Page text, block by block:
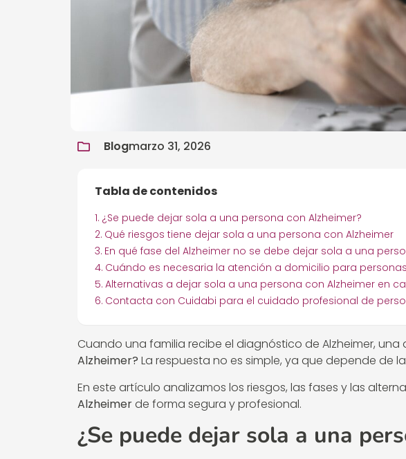
Blogmarzo 31, 2026
Tabla de contenidos
¿Se puede dejar sola a una persona con Alzheimer?
Qué riesgos tiene dejar sola a una persona con Alzheimer
En qué fase del Alzheimer no se debe dejar sola a una
Cuándo es necesaria la atención a domicilio para
Alternativas a dejar sola a una persona con Alzheimer en
Contacta con Cuidabi para el cuidado profesional de
Cuando una familia recibe el diagnóstico de Alzheimer, una
Alzheimer? La respuesta no es simple, ya que depende de
En este artículo analizamos los riesgos, las fases y las
Alzheimerde forma segura y profesional.
¿Se puede dejar sola a una